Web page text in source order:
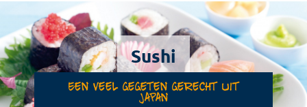
Sushi
Een veel gegeten gerecht uit
Japan